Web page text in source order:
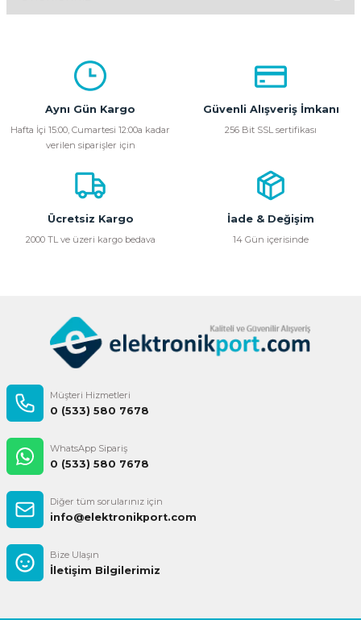
kullanarak tarafımıza iletebilirsiniz.
Görüş ve önerileriniz için teşekkür ederiz.
Ürün açıklamasında eksik bilgiler bulunuyor.
Ürün bilgilerinde hatalar bulunuyor.
Ürün fiyatı diğer sitelerden daha pahalı.
Bu ürüne benzer farklı alternatifler olmalı.
Aynı Gün Kargo
Hafta İçi 15:00, Cumartesi 12:00a kadar
verilen siparişler için
Güvenli Alışveriş İmkanı
256 Bit SSL sertifikası
Ücretsiz Kargo
2000 TL ve üzeri kargo bedava
İade & Değişim
14 Gün içerisinde
Müşteri Hizmetleri
0 (533) 580 7678
WhatsApp Sipariş
0 (533) 580 7678
Diğer tüm sorularınız için
info@elektronikport.com
Bize Ulaşın
İletişim Bilgilerimiz